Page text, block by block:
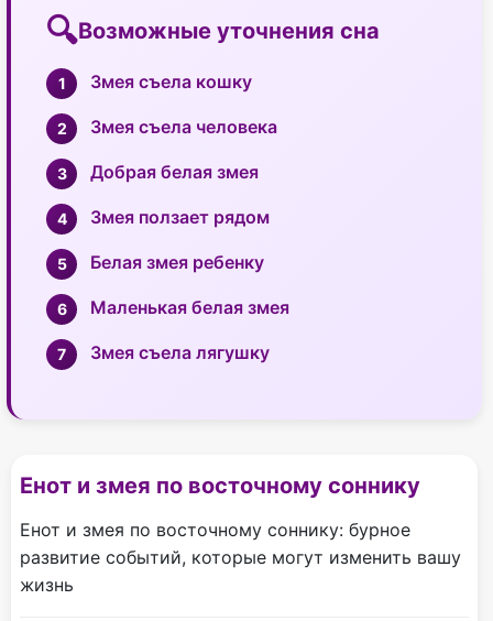
Возможные уточнения сна
Змея съела кошку
Змея съела человека
Добрая белая змея
Змея ползает рядом
Белая змея ребенку
Маленькая белая змея
Змея съела лягушку
Енот и змея по восточному соннику
Енот и змея по восточному соннику: бурное
развитие событий, которые могут изменить вашу
жизнь